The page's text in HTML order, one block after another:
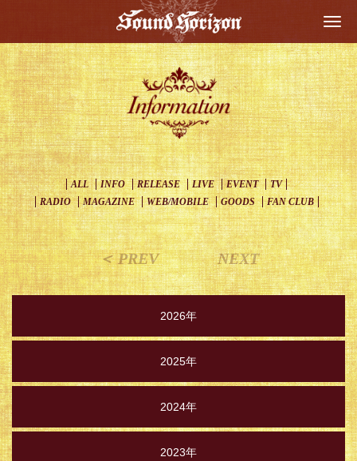
ALL INFO RELEASE LIVE EVENT
TV
RADIO
MAGAZINE WEB/MOBILE GOODS FAN CLUB
＜ PREV NEXT
2026年
2025年
2024年
2023年